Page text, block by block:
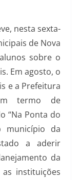
nesta sexta-
de Nova
sobre o
Em agosto, o
e a Prefeitura
termo de
“Na Ponta do
município da
a aderir
da
instituições